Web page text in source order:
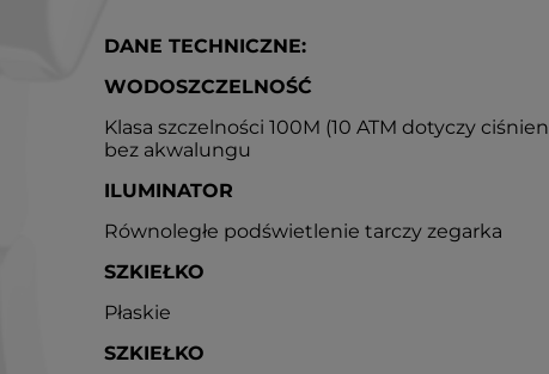
DANE TECHNICZNE:
WODOSZCZELNOŚĆ
Klasa szczelności 100M (10 ATM dotyczy
bez akwalungu
ILUMINATOR
Równoległe podświetlenie tarczy zegarka
SZKIEŁKO
Płaskie
SZKIEŁKO